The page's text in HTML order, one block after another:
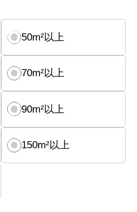
50m²以上
70m²以上
90m²以上
150m²以上